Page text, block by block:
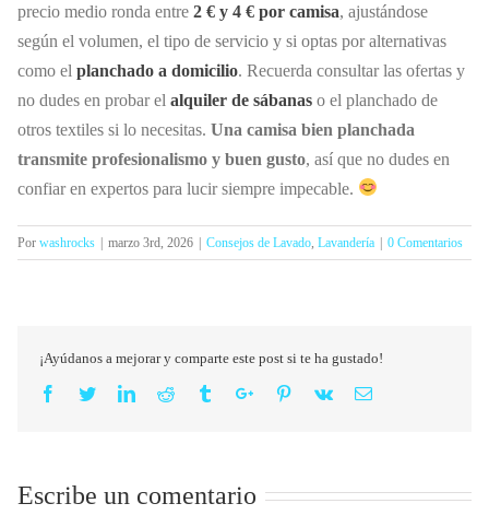
precio medio ronda entre 2 € y 4 € por camisa, ajustándose
según el volumen, el tipo de servicio y si optas por alternativas
como el planchado a domicilio. Recuerda consultar las ofertas y
no dudes en probar el alquiler de sábanas o el planchado de
otros textiles si lo necesitas. Una camisa bien planchada
transmite profesionalismo y buen gusto, así que no dudes en
confiar en expertos para lucir siempre impecable.
Por washrocks | marzo 3rd, 2026 | Consejos de Lavado, Lavandería | 0 Comentarios
¡Ayúdanos a mejorar y comparte este post si te ha gustado!
Facebook
TwitterLinkedinReddit TumblrGoogle+Pinterest
Vk Email
Escribe un comentario